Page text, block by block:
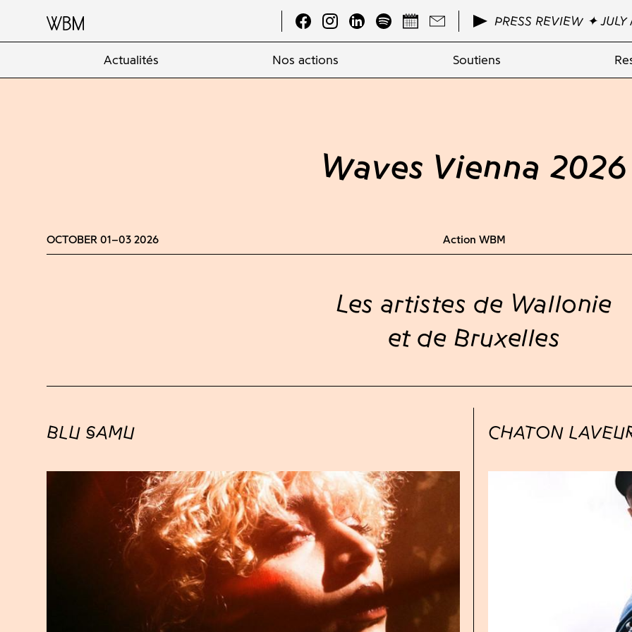
PRESS REVIEW ✦
Actualités Nos actions Soutiens
Waves Vienna 2026
OCTOBER 01–03 2026 Action WBM
Les artistes de Wallonie
et de Bruxelles
BLU SAMU CHATON